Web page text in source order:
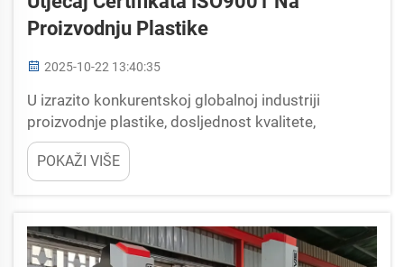
Proizvodnju Plastike
2025-10-22 13:40:35
U izrazito konkurentskoj globalnoj industriji
proizvodnje plastike, dosljednost kvalitete,
standardizacija procesa i povjerenje kupaca postali
su ključni temelji za izdvajanje poduzeća. ISO9001,
kao međunarodno priznati sustav upravljanja
POKAŽI VIŠE